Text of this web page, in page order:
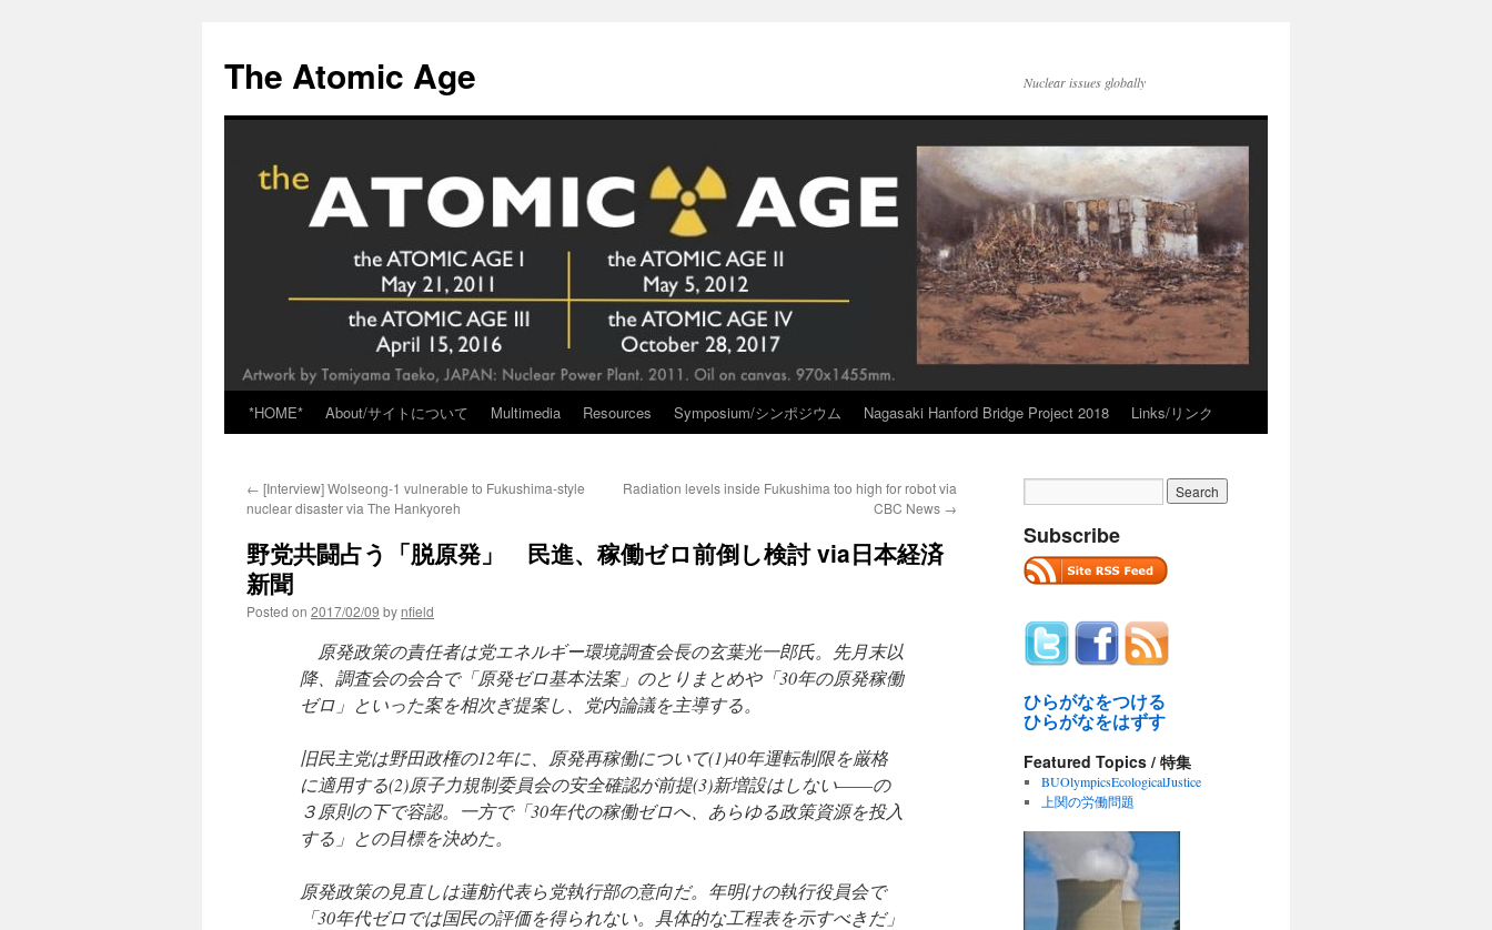
content
The Atomic Age Nuclear issues globally
*HOME* About/サイトについて Multimedia Resources Symposium/シンポジウム Nagasaki Hanford Bridge Project 2018 Links/リンク
← [Interview] Wolseong-1 vulnerable to Fukushima-style
nuclear disaster via The Hankyoreh
Radiation levels inside Fukushima too high for robot via
CBC News →
野党共闘占う「脱原発」 民進、稼働ゼロ前倒し検討 via日本経済
新聞
Posted on 2017/02/09 by nfield
原発政策の責任者は党エネルギー環境調査会長の玄葉光一郎氏。先月末以
降、調査会の会合で「原発ゼロ基本法案」のとりまとめや「30年の原発稼働
ゼロ」といった案を相次ぎ提案し、党内論議を主導する。
旧民主党は野田政権の12年に、原発再稼働について(1)40年運転制限を厳格
に適用する(2)原子力規制委員会の安全確認が前提(3)新増設はしない――の
３原則の下で容認。一方で「30年代の稼働ゼロへ、あらゆる政策資源を投入
する」との目標を決めた。
原発政策の見直しは蓮舫代表ら党執行部の意向だ。年明けの執行役員会で
「30年代ゼロでは国民の評価を得られない。具体的な工程表を示すべきだ」
Subscribe
ひらがなをつける
ひらがなをはずす
Featured Topics / 特集
BUOlympicsEcologicalJustice
上関の労働問題